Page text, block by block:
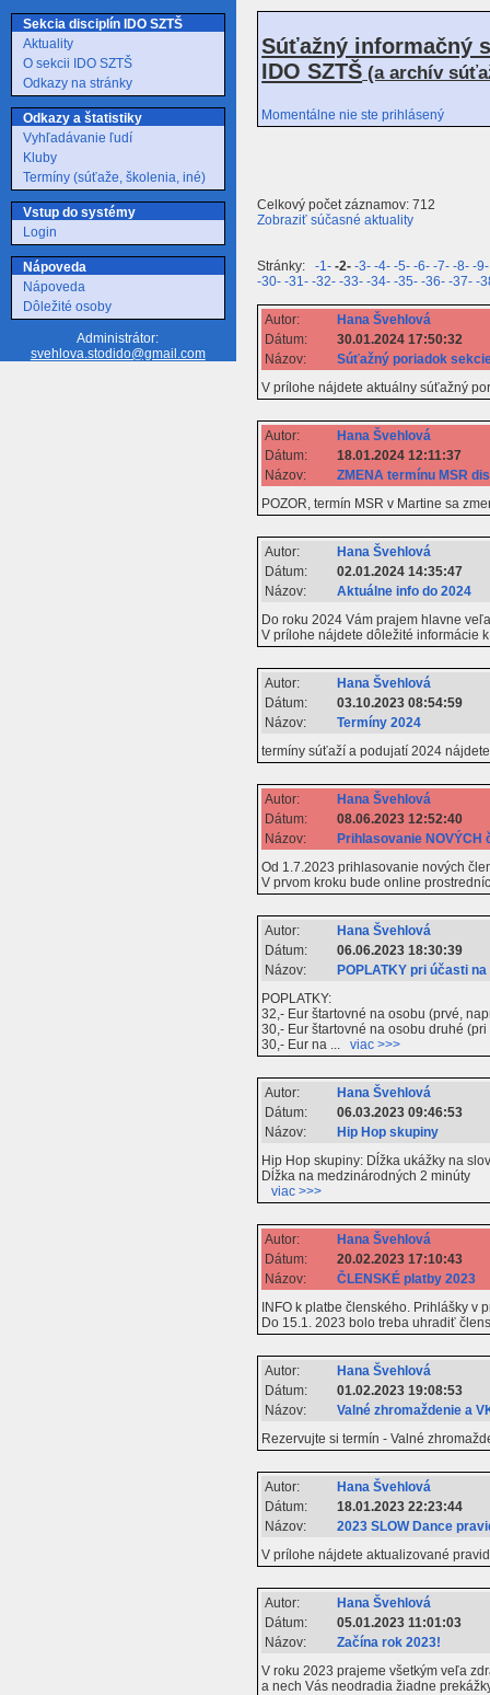
Sekcia disciplín IDO SZTŠ
Aktuality
O sekcii IDO SZTŠ
Odkazy na stránky
Odkazy a štatistiky
Vyhľadávanie ľudí
Kluby
Termíny (súťaže, školenia, iné)
Vstup do systémy
Login
Nápoveda
Nápoveda
Dôležité osoby
Administrátor:
svehlova.stodido@gmail.com
Súťažný informačný
IDO SZTŠ (a archív
Momentálne nie ste prihlásený
Celkový počet záznamov: 712
Zobraziť súčasné aktuality
Stránky:-1- -2- -3- -4- -5- -6- -7- -8- -9-
-30- -31- -32- -33- -34- -35- -36- -37- -
Autor:
Hana Švehlová
Dátum:
30.01.2024 17:50:32
Názov:
Súťažný poriadok
V prílohe nájdete aktuálny súťažný
Autor:
Hana Švehlová
Dátum:
18.01.2024 12:11:37
Názov:
ZMENA termínu MSR
POZOR, termín MSR v Martine sa
Autor:
Hana Švehlová
Dátum:
02.01.2024 14:35:47
Názov:
Aktuálne info do 2024
Do roku 2024 Vám prajem hlavne
V prílohe nájdete dôležité informácie
Autor:
Hana Švehlová
Dátum:
03.10.2023 08:54:59
Názov:
Termíny 2024
termíny súťaží a podujatí 2024
Autor:
Hana Švehlová
Dátum:
08.06.2023 12:52:40
Názov:
Prihlasovanie NOVÝCH
Od 1.7.2023 prihlasovanie nových
V prvom kroku bude online
Autor:
Hana Švehlová
Dátum:
06.06.2023 18:30:39
Názov:
POPLATKY pri účasti
POPLATKY:
32,- Eur štartovné na osobu (prvé,
30,- Eur štartovné na osobu druhé
30,- Eur na ...viac >>>
Autor:
Hana Švehlová
Dátum:
06.03.2023 09:46:53
Názov:
Hip Hop skupiny
Hip Hop skupiny: Dĺžka ukážky na
Dĺžka na medzinárodných 2 minúty
viac >>>
Autor:
Hana Švehlová
Dátum:
20.02.2023 17:10:43
Názov:
ČLENSKÉ platby 2023
INFO k platbe členského. Prihlášky v
Do 15.1. 2023 bolo treba uhradiť
Autor:
Hana Švehlová
Dátum:
01.02.2023 19:08:53
Názov:
Valné zhromaždenie a
Rezervujte si termín - Valné
Autor:
Hana Švehlová
Dátum:
18.01.2023 22:23:44
Názov:
2023 SLOW Dance
V prílohe nájdete aktualizované
Autor:
Hana Švehlová
Dátum:
05.01.2023 11:01:03
Názov:
Začína rok 2023!
V roku 2023 prajeme všetkým veľa
a nech Vás neodradia žiadne